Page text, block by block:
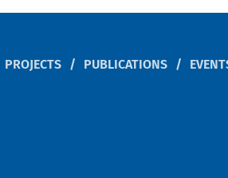
PROJECTS PUBLICATIONS